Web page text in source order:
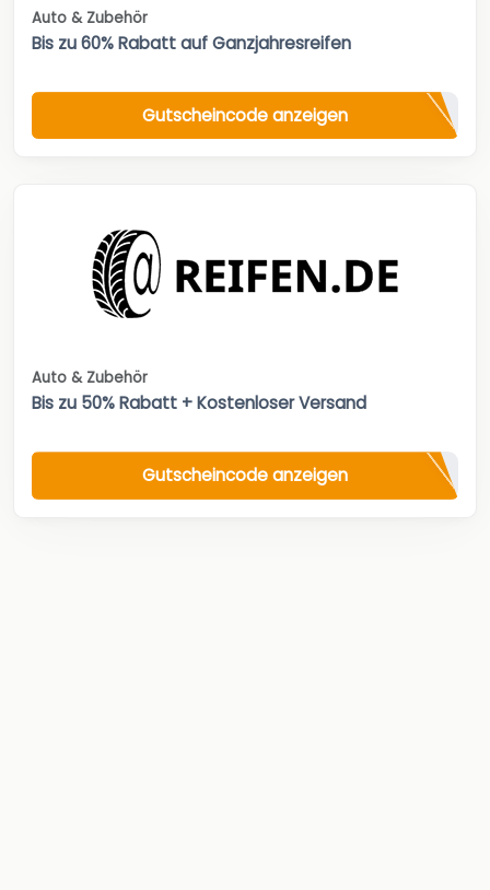
Auto & Zubehör
Bis zu 60% Rabatt auf Ganzjahresreifen
Gutscheincode anzeigen
Auto & Zubehör
Bis zu 50% Rabatt + Kostenloser Versand
Gutscheincode anzeigen